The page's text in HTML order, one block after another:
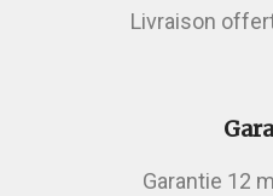
Livraison
Garantie 12